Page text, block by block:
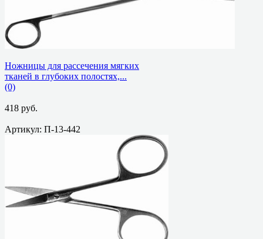
Ножницы для рассечения мягких
тканей в глубоких полостях,...
(0)
418 руб.
Артикул: П-13-442